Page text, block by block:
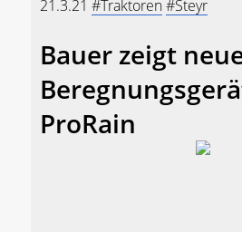
21.3.21 #Traktoren#Steyr
Bauer zeigt
ProRain